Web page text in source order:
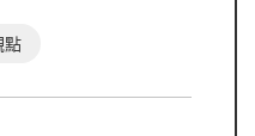
點